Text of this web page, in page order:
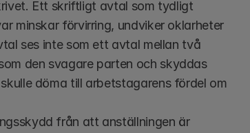
Ett skriftligt avtal som tydligt
minskar förvirring, undviker oklarheter
ses inte som ett avtal mellan två
den svagare parten och skyddas
döma till arbetstagarens fördel om
från att anställningen är